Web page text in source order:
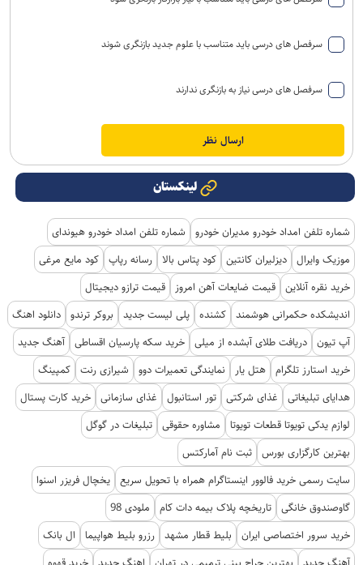
سرفصل های درسی باید متناسب با علوم جدید بازنگری شوند
سرفصل های درسی نیاز به بازنگری ندارند
لینکستان
شماره تلفن امداد خودرو مدیران خودرو
شماره تلفن امداد خودرو هیوندای
موزیک وایرال دیزلیران کانتین کود پتاس بالا رسانه رپاپ کود مایع مرغی
خرید نقره آنلاین قیمت ضایعات آهن امروز
قیمت ترازو دیجیتال
اندیشکده حکمرانی هوشمند کشنده پلی لیست جدید بروکر ترندو دانلود اهنگ
آپ تیون دریافت طلای آبشده از میلی خرید سکه پارسیان اقساطی آهنگ جدید
خرید استارز تلگرام هتل یار نمایندگی تعمیرات دوو شیرازی رنت کمپینگ
هدایای تبلیغاتی
غذای شرکتی تور استانبول غذای سازمانی خرید کارت پستال
لوازم یدکی تویوتا قطعات تویوتا
مشاوره حقوقی تبلیغات در گوگل
بهترین کارگزاری بورس ثبت نام آمارکتس
سایت رسمی خرید فالوور اینستاگرام همراه با تحویل سریع یخچال فریزر اسنوا
گاوصندوق خانگی تاریخچه پلاک بیمه دات کام
ملودی 98
خرید سرور اختصاصی ایران
بلیط قطار مشهد رزرو بلیط هواپیما
ال بانک